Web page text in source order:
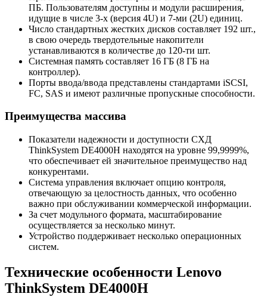
ПБ. Пользователям доступны и модули расширения,
идущие в числе 3-х (версия 4U) и 7-ми (2U) единиц.
Число стандартных жестких дисков составляет 192 шт.,
в свою очередь твердотельные накопители
устанавливаются в количестве до 120-ти шт.
Системная память составляет 16 ГБ (8 ГБ на
контроллер).
Порты ввода/ввода представлены стандартами iSCSI,
FC, SAS и имеют различные пропускные способности.
Преимущества массива
Показатели надежности и доступности СХД
ThinkSystem DE4000H находятся на уровне 99,9999%,
что обеспечивает ей значительное преимущество над
конкурентами.
Система управления включает опцию контроля,
отвечающую за целостность данных, что особенно
важно при обслуживании коммерческой информации.
За счет модульного формата, масштабирование
осуществляется за несколько минут.
Устройство поддерживает несколько операционных
систем.
Технические особенности Lenovo
ThinkSystem DE4000H